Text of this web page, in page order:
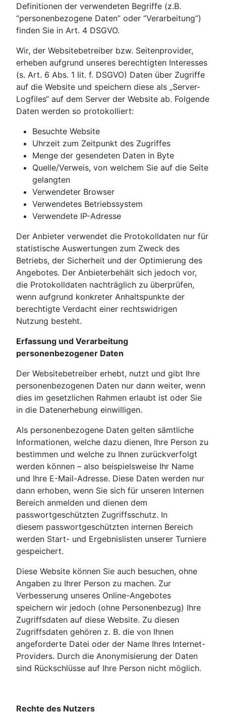
Definitionen der verwendeten Begriffe (z.B.
“personenbezogene Daten” oder “Verarbeitung”)
finden Sie in Art. 4 DSGVO.
Wir, der Websitebetreiber bzw. Seitenprovider,
erheben aufgrund unseres berechtigten Interesses
(s. Art. 6 Abs. 1 lit. f. DSGVO) Daten über Zugriffe
auf die Website und speichern diese als „Server-
Logfiles“ auf dem Server der Website ab. Folgende
Daten werden so protokolliert:
Besuchte Website
Uhrzeit zum Zeitpunkt des Zugriffes
Menge der gesendeten Daten in Byte
Quelle/Verweis, von welchem Sie auf die Seite
gelangten
Verwendeter Browser
Verwendetes Betriebssystem
Verwendete IP-Adresse
Der Anbieter verwendet die Protokolldaten nur für
statistische Auswertungen zum Zweck des
Betriebs, der Sicherheit und der Optimierung des
Angebotes. Der Anbieterbehält sich jedoch vor,
die Protokolldaten nachträglich zu überprüfen,
wenn aufgrund konkreter Anhaltspunkte der
berechtigte Verdacht einer rechtswidrigen
Nutzung besteht.
Erfassung und Verarbeitung
personenbezogener Daten
Der Websitebetreiber erhebt, nutzt und gibt Ihre
personenbezogenen Daten nur dann weiter, wenn
dies im gesetzlichen Rahmen erlaubt ist oder Sie
in die Datenerhebung einwilligen.
Als personenbezogene Daten gelten sämtliche
Informationen, welche dazu dienen, Ihre Person zu
bestimmen und welche zu Ihnen zurückverfolgt
werden können – also beispielsweise Ihr Name
und Ihre E-Mail-Adresse. Diese Daten werden nur
dann erhoben, wenn Sie sich für unseren Internen
Bereich anmelden und dienen dem
passwortgeschützten Zugriffsschutz. In
diesem passwortgeschützten internen Bereich
werden Start- und Ergebnislisten unserer Turniere
gespeichert.
Diese Website können Sie auch besuchen, ohne
Angaben zu Ihrer Person zu machen. Zur
Verbesserung unseres Online-Angebotes
speichern wir jedoch (ohne Personenbezug) Ihre
Zugriffsdaten auf diese Website. Zu diesen
Zugriffsdaten gehören z. B. die von Ihnen
angeforderte Datei oder der Name Ihres Internet-
Providers. Durch die Anonymisierung der Daten
sind Rückschlüsse auf Ihre Person nicht möglich.
Rechte des Nutzers